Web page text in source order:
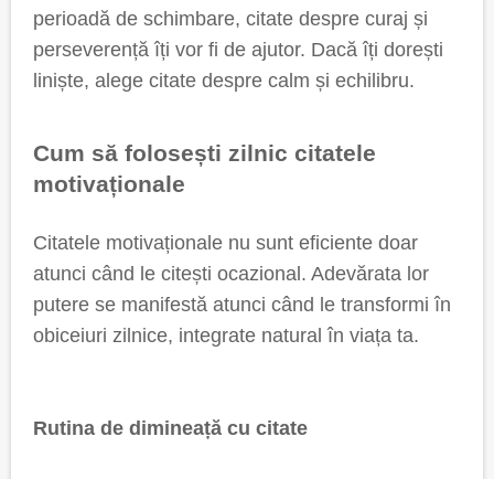
perioadă de schimbare, citate despre curaj și
perseverență îți vor fi de ajutor. Dacă îți dorești
liniște, alege citate despre calm și echilibru.
Cum să folosești zilnic citatele
motivaționale
Citatele motivaționale nu sunt eficiente doar
atunci când le citești ocazional. Adevărata lor
putere se manifestă atunci când le transformi în
obiceiuri zilnice, integrate natural în viața ta.
Rutina de dimineață cu citate